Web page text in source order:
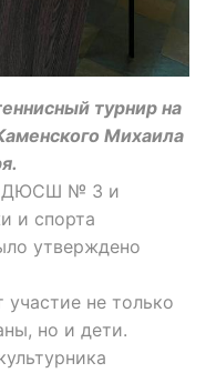
турнир на
Михаила
ДЮСШ № 3 и
и спорта
утверждено
не только
но и дети.